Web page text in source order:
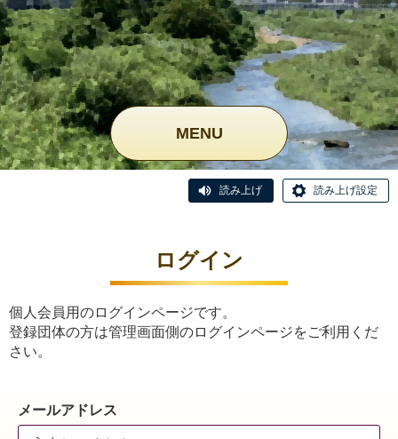
MENU
読み上げ 読み上げ設定
ログイン
個人会員用のログインページです。
登録団体の方は管理画面側のログインページをご利用くだ
さい。
メールアドレス